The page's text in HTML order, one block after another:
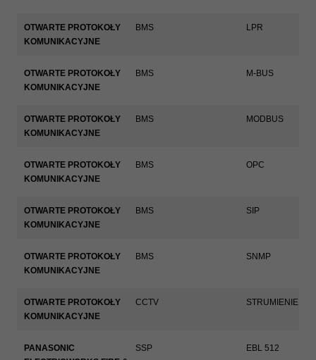
OTWARTE PROTOKOŁY
KOMUNIKACYJNE
BMS LPR
OTWARTE PROTOKOŁY
KOMUNIKACYJNE
BMS M-BUS
OTWARTE PROTOKOŁY
KOMUNIKACYJNE
BMS MODBUS
OTWARTE PROTOKOŁY
KOMUNIKACYJNE
BMS OPC
OTWARTE PROTOKOŁY
KOMUNIKACYJNE
BMS SIP
OTWARTE PROTOKOŁY
KOMUNIKACYJNE
BMS SNMP
OTWARTE PROTOKOŁY
KOMUNIKACYJNE
CCTV STRUMIENIE
PANASONIC
SSP EBL 512